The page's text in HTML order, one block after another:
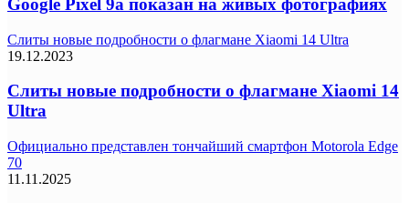
Google Pixel 9a показан на живых фотографиях
Слиты новые подробности о флагмане Xiaomi 14 Ultra
19.12.2023
Слиты новые подробности о флагмане Xiaomi 14
Ultra
Официально представлен тончайший смартфон Motorola Edge
70
11.11.2025